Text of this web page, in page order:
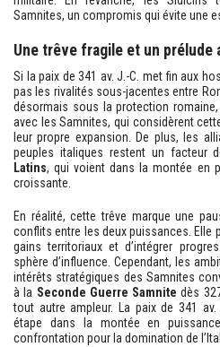
Samnites, un compromis qui évite une
Une trêve fragile et un prélude
Si la paix de 341 av. J.-C. met fin aux
pas les rivalités sous-jacentes entre
désormais sous la protection
avec les Samnites, qui considèrent
leur propre expansion. De plus, les
peuples italiques restent un facteur
Latins, qui voient dans la montée en
croissante.
En réalité, cette trêve marque une
conflits entre les deux puissances. Elle
gains territoriaux et d’intégrer
sphère d’influence. Cependant, les
intérêts stratégiques des Samnites
à la Seconde Guerre Samnite dès
tout autre ampleur. La paix de 341
étape dans la montée en
confrontation pour la domination de